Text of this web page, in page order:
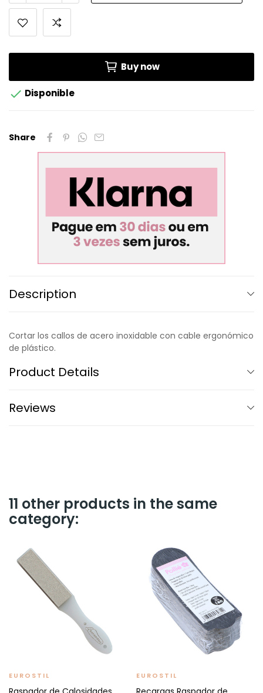
Buy now
 Disponible
Share
Description
Cortar los callos de acero inoxidable con cable ergonómico
de plástico.
Product Details
Reviews
11 other products in the same
category:
EUROSTIL EUROSTIL